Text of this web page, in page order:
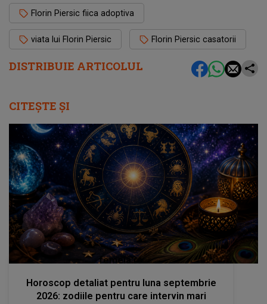
DISTRIBUIE ARTICOLUL
Florin Piersic fiica adoptiva
viata lui Florin Piersic Florin Piersic casatorii
CITEȘTE ȘI
femeia.ro
Horoscop detaliat pentru luna septembrie
2026: zodiile pentru care intervin mari